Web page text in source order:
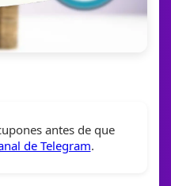
antes de que
de Telegram.